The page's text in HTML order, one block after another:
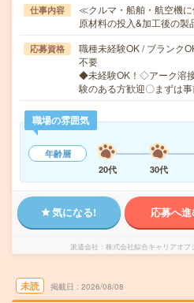
仕事内容
≪クルマ・船舶・航空機
原材料の投入&加工後の
応募資格
職種未経験OK / ブランク
不要
◆未経験OK！◇アーク溶
験のある方歓迎〇まずは
職場の雰囲気
年齢層
20代
30代
気になる! 応募へ
派遣会社 株式会社綜合キャリアオ
未読 掲載日 2026/08/08